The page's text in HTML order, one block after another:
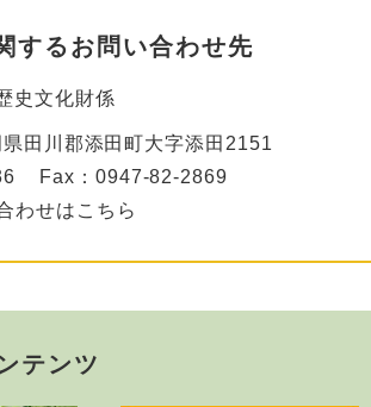
するお問い合わせ先
史文化財係
田川郡添田町大字添田2151
Fax：0947-82-2869
わせはこちら
テンツ